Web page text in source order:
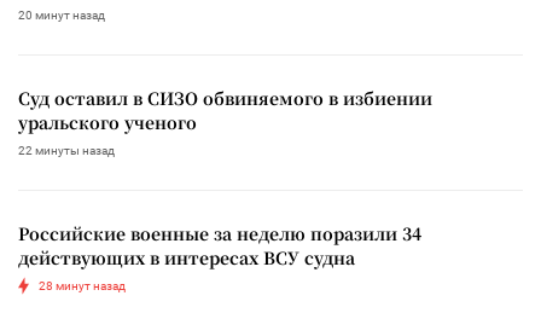
20 минут назад
Суд оставил в СИЗО обвиняемого в избиении
уральского ученого
22 минуты назад
Российские военные за неделю поразили 34
действующих в интересах ВСУ судна
28 минут назад